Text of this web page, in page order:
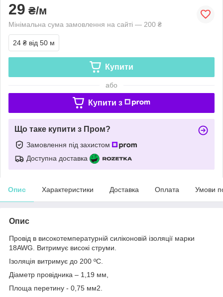
29 ₴/м
Мінімальна сума замовлення на сайті — 200 ₴
24 ₴ від 50 м
Купити
або
Купити з
Що таке купити з Пром?
Замовлення під захистом
Доступна доставка
Опис Характеристики Доставка Оплата Умови
Опис
Провід в високотемпературній силіконовій ізоляції марки
18AWG. Витримує високі струми.
Ізоляція витримує до 200 ºС.
Діаметр провідника – 1,19 мм,
Площа перетину - 0,75 мм2.